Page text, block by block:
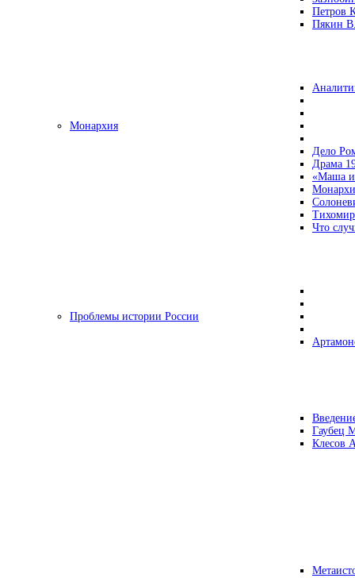
Петров
Пякин
Монархия
Дело
Драма
«Маша и
Что
Проблемы истории России
Гаубец
Клесов